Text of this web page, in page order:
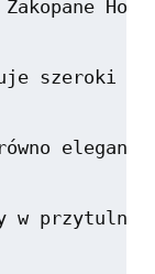
szeroki
w przytulny